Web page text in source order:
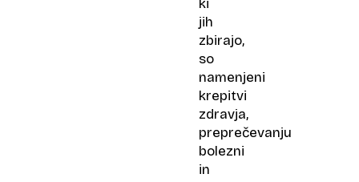
ki
jih
zbirajo,
so
namenjeni
krepitvi
zdravja,
preprečevanju
bolezni
in